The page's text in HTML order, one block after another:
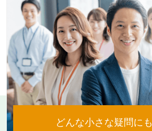
どんな小さな疑問にも